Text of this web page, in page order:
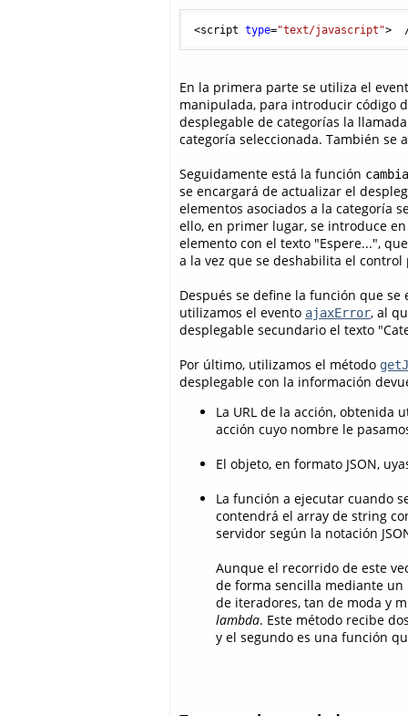
<script type="text/javascript">
En la primera parte se utiliza el
manipulada, para introducir código
desplegable de categorías la
categoría seleccionada. También se
Seguidamente está la función
se encargará de actualizar el
elementos asociados a la categoría
ello, en primer lugar, se introduce
elemento con el texto "Espere...",
a la vez que se deshabilita el
Después se define la función que
utilizamos el evento ajaxError, al
desplegable secundario el texto
Por último, utilizamos el método
desplegable con la información
La URL de la acción, obtenida
acción cuyo nombre le
El objeto, en formato JSON,
La función a ejecutar cuando
contendrá el array de string
servidor según la notación
Aunque el recorrido de este
de forma sencilla mediante
de iteradores, tan de moda y
lambda. Este método recibe
y el segundo es una función